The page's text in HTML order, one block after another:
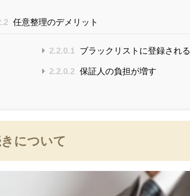
任意整理のデメリット
2.2.0.1 ブラックリストに登録される
2.2.0.2 保証人の負担が増す
について